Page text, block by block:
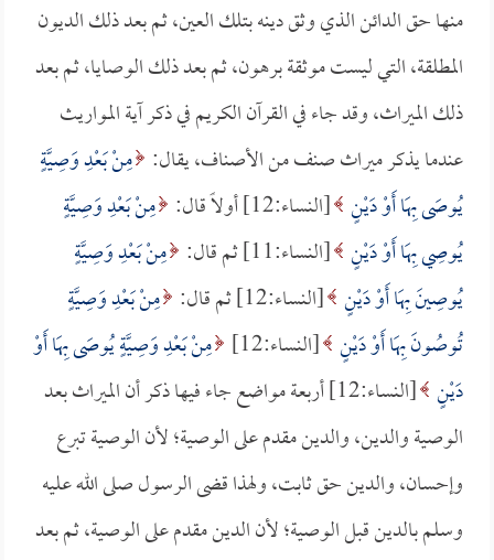
منها حق الدائن الذي وثق دينه بتلك العين، ثم بعد ذلك الديون
المطلقة، التي ليست موثقة برهون، ثم بعد ذلك الوصايا، ثم بعد
ذلك الميراث، وقد جاء في القرآن الكريم في ذكر آية المواريث
عندما يذكر ميراث صنف من الأصناف، يقال: مِنْ بَعْدِ وَصِيَّةٍ
يُوصَى بِهَا أَوْ دَيْنٍ [النساء:12] أولاً قال:
مِنْ بَعْدِ وَصِيَّةٍ
يُوصِي بِهَا أَوْ دَيْنٍ [النساء:11] ثم قال:
مِنْ بَعْدِ وَصِيَّةٍ
يُوصِينَ بِهَا أَوْ دَيْنٍ [النساء:12] ثم قال:
مِنْ بَعْدِ وَصِيَّةٍ
تُوصُونَ بِهَا أَوْ دَيْنٍ [النساء:12]
مِنْ بَعْدِ وَصِيَّةٍ يُوصَى بِهَا أَوْ
دَيْنٍ
[النساء:12] أربعة مواضع جاء فيها ذكر أن الميراث بعد
الوصية والدين، والدين مقدم على الوصية؛ لأن الوصية تبرع
وإحسان، والدين حق ثابت، ولهذا قضى الرسول صلى الله عليه
وسلم بالدين قبل الوصية؛ لأن الدين مقدم على الوصية، ثم بعد